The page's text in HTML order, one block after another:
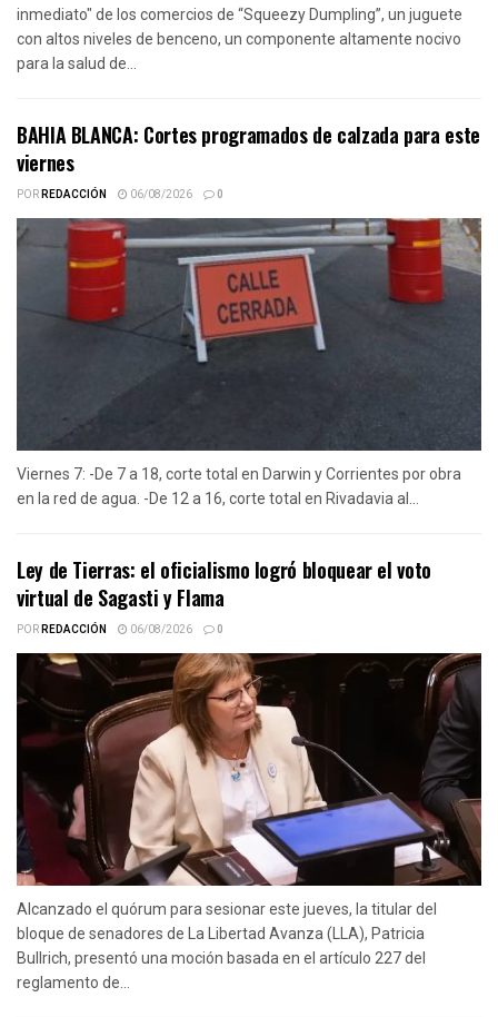
inmediato" de los comercios de “Squeezy Dumpling”, un juguete
con altos niveles de benceno, un componente altamente nocivo
para la salud de...
BAHIA BLANCA: Cortes programados de calzada para este
viernes
PORREDACCIÓN 06/08/2026 0
Viernes 7: -De 7 a 18, corte total en Darwin y Corrientes por obra
en la red de agua. -De 12 a 16, corte total en Rivadavia al...
Ley de Tierras: el oficialismo logró bloquear el voto
virtual de Sagasti y Flama
PORREDACCIÓN 06/08/2026 0
Alcanzado el quórum para sesionar este jueves, la titular del
bloque de senadores de La Libertad Avanza (LLA), Patricia
Bullrich, presentó una moción basada en el artículo 227 del
reglamento de...